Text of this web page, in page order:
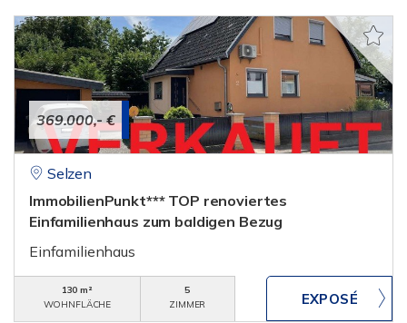
369.000,- €
Selzen
ImmobilienPunkt*** TOP renoviertes
Einfamilienhaus zum baldigen Bezug
Einfamilienhaus
130 m²
WOHNFLÄCHE
5
ZIMMER